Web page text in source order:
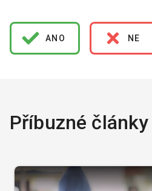
ANO NE
Příbuzné články